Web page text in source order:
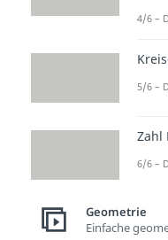
dir
4/6 –
5/6 –
Zahl
6/6 –
Geometrie
Einfache